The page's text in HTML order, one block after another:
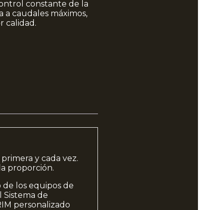
constante de la
caudales máximos,
calidad.
y cada vez.
proporción.
de los equipos de
Sistema de
personalizado